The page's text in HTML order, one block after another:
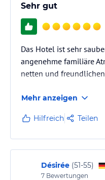
Sehr gut
Das Hotel ist sehr
angenehme familiäre
netten und
Mehr anzeigen
Hilfreich Teilen
Désirée (51-55)
7 Bewertungen